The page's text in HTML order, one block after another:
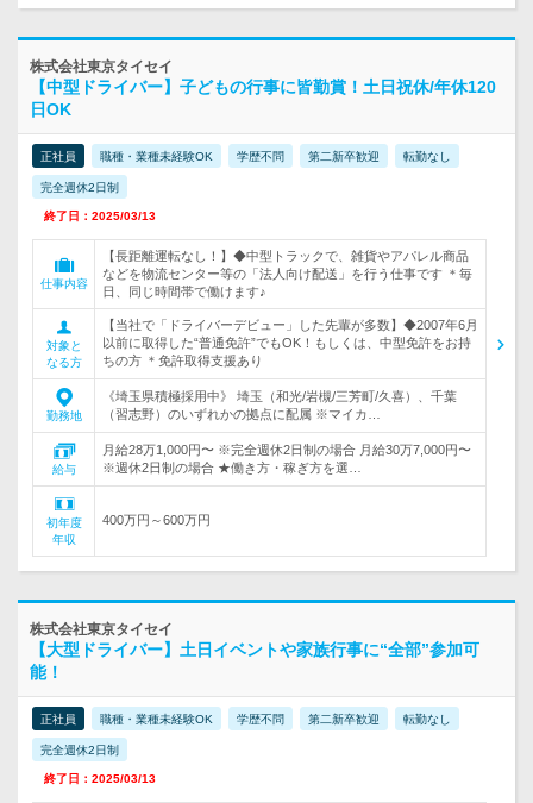
株式会社東京タイセイ
【中型ドライバー】子どもの行事に皆勤賞！土日祝休/年休120
日OK
正社員 職種・業種未経験OK 学歴不問 第二新卒歓迎 転勤なし
完全週休2日制
終了日：2025/03/13
仕事内容
【長距離運転なし！】◆中型トラックで、雑貨やアパレル商品
などを物流センター等の「法人向け配送」を行う仕事です ＊毎
日、同じ時間帯で働けます♪
対象と
なる方
【当社で「ドライバーデビュー」した先輩が多数】◆2007年6月
以前に取得した“普通免許”でもOK！もしくは、中型免許をお持
ちの方 ＊免許取得支援あり
勤務地
《埼玉県積極採用中》 埼玉（和光/岩槻/三芳町/久喜）、千葉
（習志野）のいずれかの拠点に配属 ※マイカ…
給与
月給28万1,000円〜 ※完全週休2日制の場合 月給30万7,000円〜
※週休2日制の場合 ★働き方・稼ぎ方を選…
初年度
年収
400万円～600万円
株式会社東京タイセイ
【大型ドライバー】土日イベントや家族行事に“全部”参加可
能！
正社員 職種・業種未経験OK 学歴不問 第二新卒歓迎 転勤なし
完全週休2日制
終了日：2025/03/13